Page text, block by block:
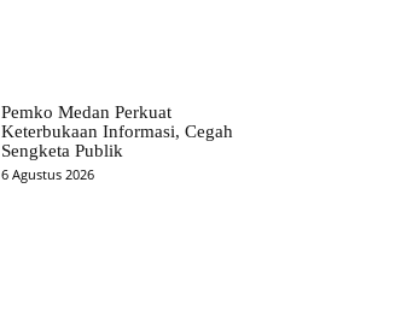
Pemko Medan Perkuat
Keterbukaan Informasi, Cegah
Sengketa Publik
6 Agustus 2026